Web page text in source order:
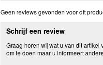
Geen reviews gevonden voor dit
Schrijf een review
Graag horen wij wat u van dit
om te doen maar u informeert